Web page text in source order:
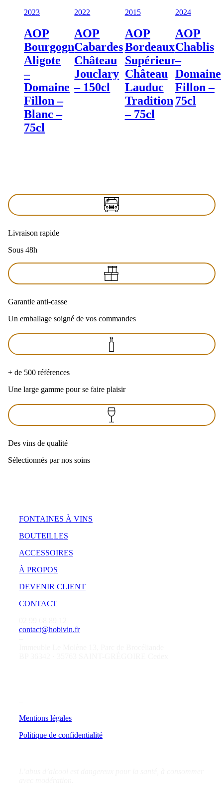
2023
AOP
Bourgogne
Aligote
–
Domaine
Fillon –
Blanc –
75cl
2022
AOP
Cabardes
Château
Jouclary
– 150cl
2015
AOP
Bordeaux
Supérieur
Château
Lauduc
Tradition
– 75cl
2024
AOP
Chablis
–
Domaine
Fillon –
75cl
Livraison rapide
Sous 48h
Garantie anti-casse
Un emballage soigné de vos commandes
+ de 500 références
Une large gamme pour se faire plaisir
Des vins de qualité
Sélectionnés par nos soins
FONTAINES À VINS
BOUTEILLES
ACCESSOIRES
À PROPOS
DEVENIR CLIENT
CONTACT
contact@hobivin.fr
Mentions légales
Politique de confidentialité